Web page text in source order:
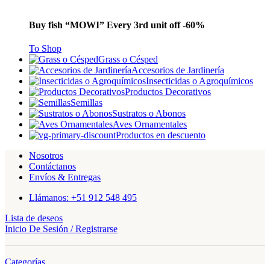
Buy fish “MOWI” Every 3rd unit off -60%
To Shop
Grass o Césped
Accesorios de Jardinería
Insecticidas o Agroquímicos
Productos Decorativos
Semillas
Sustratos o Abonos
Aves Ornamentales
Productos en descuento
Nosotros
Contáctanos
Envíos & Entregas
Llámanos: +51 912 548 495
Lista de deseos
Inicio De Sesión / Registrarse